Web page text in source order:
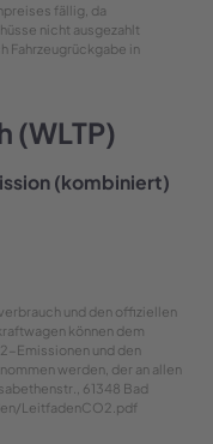
fällig, da
nicht ausgezahlt
Fahrzeugrückgabe in
(WLTP)
(kombiniert)
und den offiziellen
können dem
Emissionen und den
werden, der an allen
61348 Bad
LeitfadenCO2.pdf